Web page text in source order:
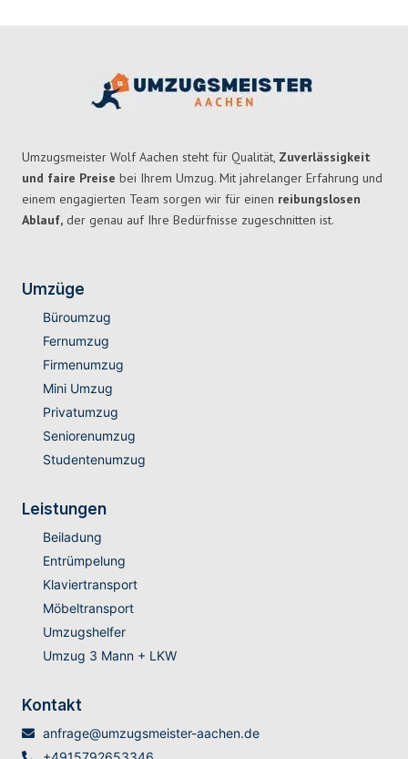
Umzugsmeister Wolf Aachen steht für Qualität, Zuverlässigkeit
und faire Preise bei Ihrem Umzug. Mit jahrelanger Erfahrung und
einem engagierten Team sorgen wir für einen reibungslosen
Ablauf, der genau auf Ihre Bedürfnisse zugeschnitten ist.
Umzüge
Büroumzug
Fernumzug
Firmenumzug
Mini Umzug
Privatumzug
Seniorenumzug
Studentenumzug
Leistungen
Beiladung
Entrümpelung
Klaviertransport
Möbeltransport
Umzugshelfer
Umzug 3 Mann + LKW
Kontakt
anfrage@umzugsmeister-aachen.de